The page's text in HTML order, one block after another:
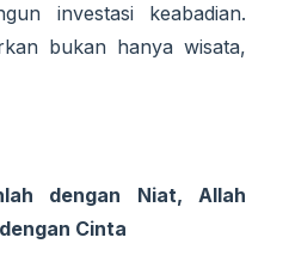
investasi keabadian.
bukan hanya wisata,
dengan Niat, Allah
Cinta